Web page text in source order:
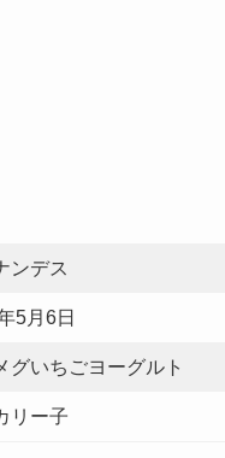
ンデス
5月6日
グいちごヨーグルト
リー子